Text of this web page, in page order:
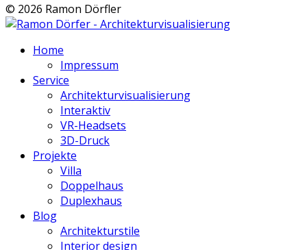
© 2026 Ramon Dörfler
Home
Impressum
Service
Architekturvisualisierung
Interaktiv
VR-Headsets
3D-Druck
Projekte
Villa
Doppelhaus
Duplexhaus
Blog
Architekturstile
Interior design